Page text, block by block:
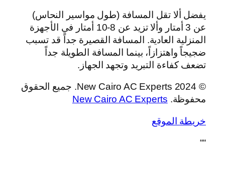
يفضل ألا تقل المسافة (طول مواسير النحاس)
عن 3 أمتار وألا تزيد عن 8-10 أمتار في الأجهزة
المنزلية العادية. المسافة القصيرة جداً قد تسبب
ضجيجاً واهتزازاً، بينما المسافة الطويلة جداً
تضعف كفاءة التبريد وتجهد الجهاز.
© 2024 New Cairo AC Experts. جميع الحقوق
محفوظة. New Cairo AC Experts
خريطة الموقع
“
“